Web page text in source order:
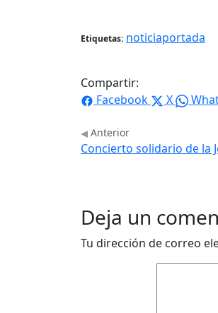
Etiquetas: noticiaportada
Compartir:
Facebook
X
Anterior
Concierto solidario de la
Deja un
Tu dirección de correo